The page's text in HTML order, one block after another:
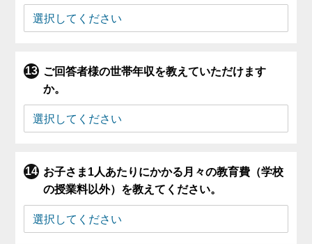
ご回答者様の世帯年収を教えていただけます
か。
お子さま1人あたりにかかる月々の教育費（学校
の授業料以外）を教えてください。